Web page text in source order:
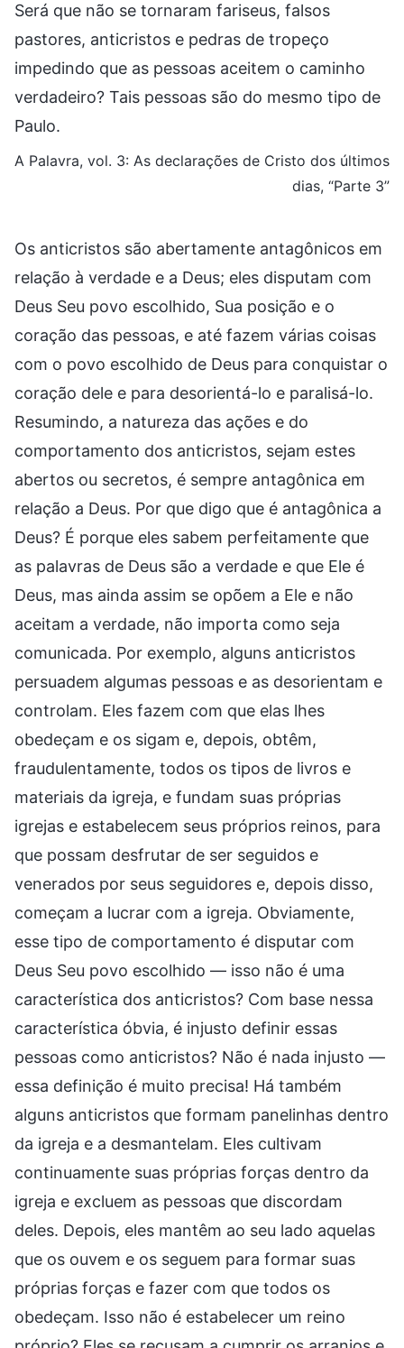
Será que não se tornaram fariseus, falsos
pastores, anticristos e pedras de tropeço
impedindo que as pessoas aceitem o caminho
verdadeiro? Tais pessoas são do mesmo tipo de
Paulo.
A Palavra, vol. 3: As declarações de Cristo dos últimos
dias, “Parte 3”
Os anticristos são abertamente antagônicos em
relação à verdade e a Deus; eles disputam com
Deus Seu povo escolhido, Sua posição e o
coração das pessoas, e até fazem várias coisas
com o povo escolhido de Deus para conquistar o
coração dele e para desorientá-lo e paralisá-lo.
Resumindo, a natureza das ações e do
comportamento dos anticristos, sejam estes
abertos ou secretos, é sempre antagônica em
relação a Deus. Por que digo que é antagônica a
Deus? É porque eles sabem perfeitamente que
as palavras de Deus são a verdade e que Ele é
Deus, mas ainda assim se opõem a Ele e não
aceitam a verdade, não importa como seja
comunicada. Por exemplo, alguns anticristos
persuadem algumas pessoas e as desorientam e
controlam. Eles fazem com que elas lhes
obedeçam e os sigam e, depois, obtêm,
fraudulentamente, todos os tipos de livros e
materiais da igreja, e fundam suas próprias
igrejas e estabelecem seus próprios reinos, para
que possam desfrutar de ser seguidos e
venerados por seus seguidores e, depois disso,
começam a lucrar com a igreja. Obviamente,
esse tipo de comportamento é disputar com
Deus Seu povo escolhido — isso não é uma
característica dos anticristos? Com base nessa
característica óbvia, é injusto definir essas
pessoas como anticristos? Não é nada injusto —
essa definição é muito precisa! Há também
alguns anticristos que formam panelinhas dentro
da igreja e a desmantelam. Eles cultivam
continuamente suas próprias forças dentro da
igreja e excluem as pessoas que discordam
deles. Depois, eles mantêm ao seu lado aquelas
que os ouvem e os seguem para formar suas
próprias forças e fazer com que todos os
obedeçam. Isso não é estabelecer um reino